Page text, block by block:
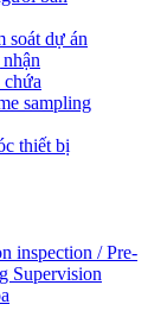
soát dự án
sampling
thiết bị
inspection / Pre-
Supervision